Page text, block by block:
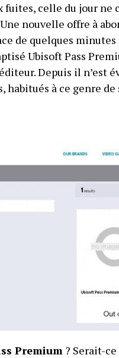
fuites, celle du jour ne
nouvelle offre à
de quelques
Ubisoft Pass
Depuis il n’est
habitués à ce genre
Premium ? Serait-